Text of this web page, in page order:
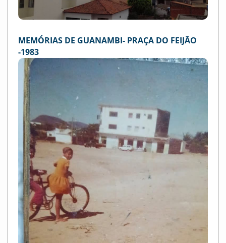
MEMÓRIAS DE GUANAMBI- PRAÇA DO FEIJÃO
-1983